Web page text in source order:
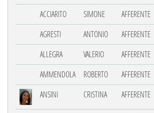
ACCIARITO
SIMONE
AFFERENTE
AGRESTI
ANTONIO
AFFERENTE
ALLEGRA
VALERIO
AFFERENTE
AMMENDOLA
ROBERTO
AFFERENTE
ANSINI
CRISTINA AFFERENTE